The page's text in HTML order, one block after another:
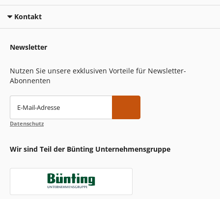
Kontakt
Newsletter
Nutzen Sie unsere exklusiven Vorteile für Newsletter-
Abonnenten
E-Mail-Adresse
Datenschutz
Wir sind Teil der Bünting Unternehmensgruppe